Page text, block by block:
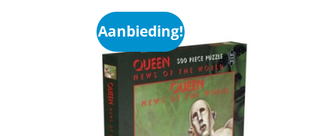
Aanbieding!